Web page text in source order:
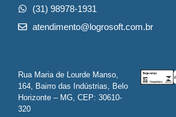
(31) 98978-1931
atendimento@logrosoft.com.br
Rua Maria de Lourde Manso,
164, Bairro das Indústrias, Belo
Horizonte – MG, CEP: 30610-
320